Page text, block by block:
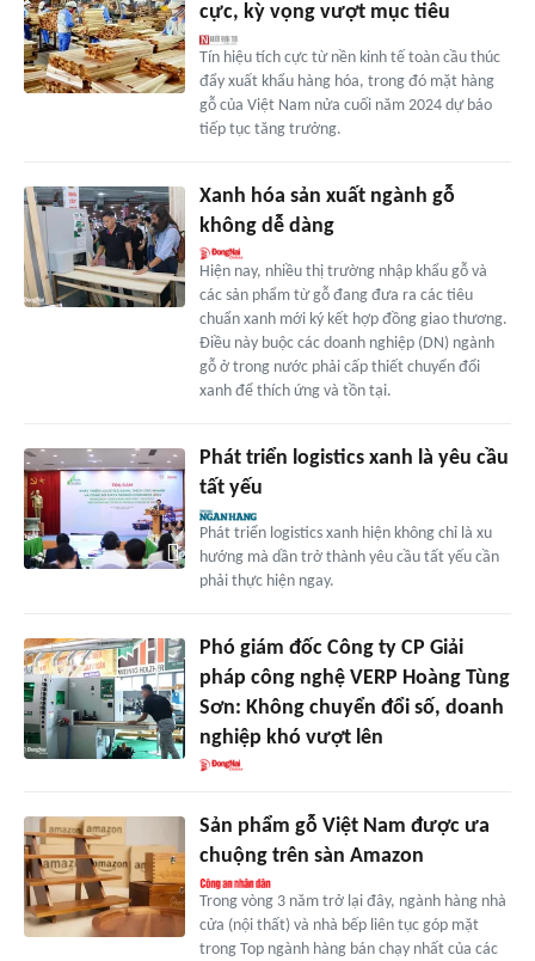
cực, kỳ vọng vượt mục tiêu
Tín hiệu tích cực từ nền kinh tế toàn cầu thúc
đẩy xuất khẩu hàng hóa, trong đó mặt hàng
gỗ của Việt Nam nửa cuối năm 2024 dự báo
tiếp tục tăng trưởng.
Xanh hóa sản xuất ngành gỗ
không dễ dàng
Hiện nay, nhiều thị trường nhập khẩu gỗ và
các sản phẩm từ gỗ đang đưa ra các tiêu
chuẩn xanh mới ký kết hợp đồng giao thương.
Điều này buộc các doanh nghiệp (DN) ngành
gỗ ở trong nước phải cấp thiết chuyển đổi
xanh để thích ứng và tồn tại.
Phát triển logistics xanh là yêu cầu
tất yếu
Phát triển logistics xanh hiện không chỉ là xu
hướng mà dần trở thành yêu cầu tất yếu cần
phải thực hiện ngay.
Phó giám đốc Công ty CP Giải
pháp công nghệ VERP Hoàng Tùng
Sơn: Không chuyển đổi số, doanh
nghiệp khó vượt lên
Sản phẩm gỗ Việt Nam được ưa
chuộng trên sàn Amazon
Trong vòng 3 năm trở lại đây, ngành hàng nhà
cửa (nội thất) và nhà bếp liên tục góp mặt
trong Top ngành hàng bán chạy nhất của các